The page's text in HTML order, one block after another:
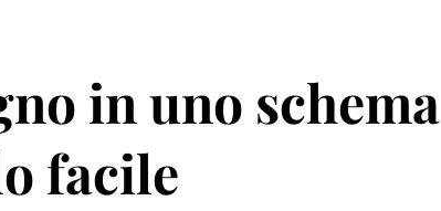
in uno schema
facile